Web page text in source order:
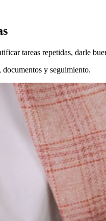
tareas repetidas, darle
y seguimiento.